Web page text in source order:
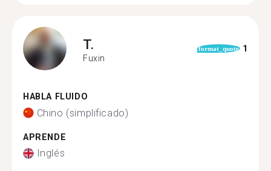
T.
Fuxin
format_quote 1
HABLA FLUIDO
Chino (simplificado)
APRENDE
Inglés